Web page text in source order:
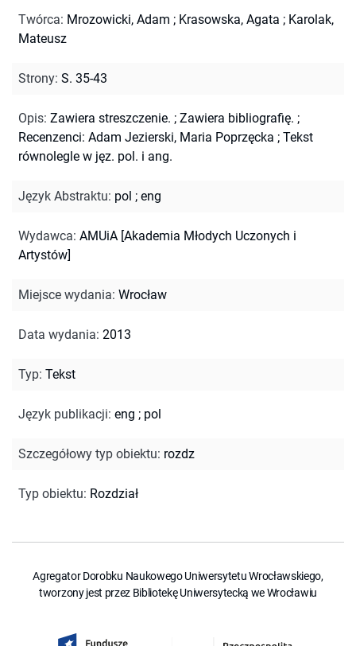
Twórca: Mrozowicki, Adam ; Krasowska, Agata ; Karolak,
Mateusz
Strony: S. 35-43
Opis: Zawiera streszczenie. ; Zawiera bibliografię. ;
Recenzenci: Adam Jezierski, Maria Poprzęcka ; Tekst
równolegle w jęz. pol. i ang.
Język Abstraktu: pol ; eng
Wydawca: AMUiA [Akademia Młodych Uczonych i
Artystów]
Miejsce wydania: Wrocław
Data wydania: 2013
Typ: Tekst
Język publikacji: eng ; pol
Szczegółowy typ obiektu: rozdz
Typ obiektu: Rozdział
Agregator Dorobku Naukowego Uniwersytetu Wrocławskiego,
tworzony jest przez Bibliotekę Uniwersytecką we Wrocławiu